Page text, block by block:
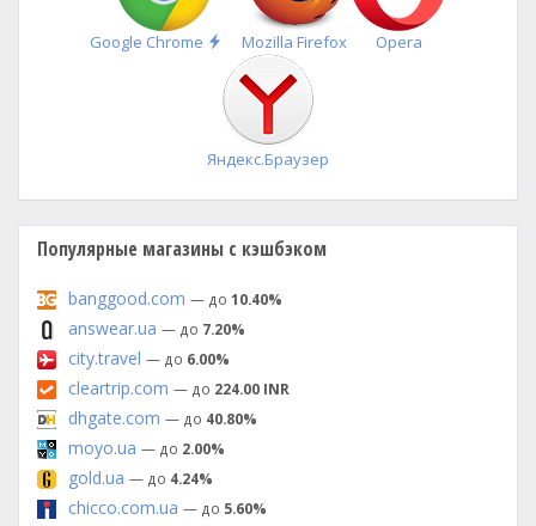
Google Chrome
Быстрая
установка
Mozilla Firefox Opera
Яндекс.Браузер
Популярные магазины с кэшбэком
banggood.com — до 10.40%
answear.ua — до 7.20%
city.travel — до 6.00%
cleartrip.com — до 224.00 INR
dhgate.com — до 40.80%
moyo.ua — до 2.00%
gold.ua — до 4.24%
chicco.com.ua — до 5.60%